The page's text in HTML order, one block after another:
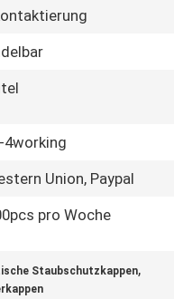
4working
Union, Paypal
pro Woche
Staubschutzkappen,